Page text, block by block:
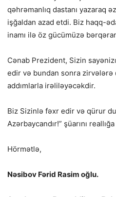
qəhrəmanlıq dastanı yazaraq
işğaldan azad etdi. Biz haqq-
inamı ilə öz gücümüzə
Cənab Prezident, Sizin
edir və bundan sonra zirvələrə
addımlarla irəliləyəcəkdir.
Biz Sizinlə fəxr edir və qürur
Azərbaycandır!” şüarını
Hörmətlə,
Nəsibov Fərid Rasim oğlu.